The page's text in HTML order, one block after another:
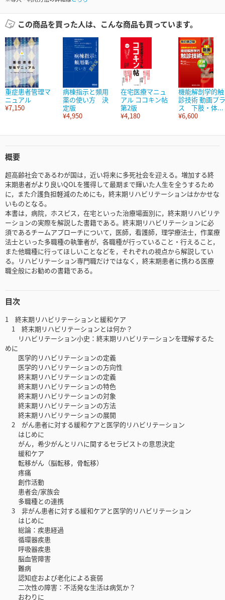
この商品を買った人は、こんな商品も買っています。
重症患者管理マ
ニュアル
¥7,150
病棟指示と頻用
薬の使い方 決
定版
¥4,950
在宅医療マニュ
アル ココキン帖
第2版
¥4,180
機能解剖学的触
診技術 動画プラ
ス 下肢・体...
¥6,600
概要
超高齢社会であるわが国は，近い将来に多死社会を迎える。増加する終
末期患者がより良いQOLを獲得して最期まで輝いた人生を全うするため
に，また介護負担軽減のためにも，終末期リハビリテーションはかかせな
いものとなる。
本書は，病院，ホスピス，在宅といった治療場面別に，終末期リハビリテ
ーションの実際を解説した書籍である。終末期リハビリテーションに必
須であるチームアプローチについて，医師，看護師，理学療法士，作業療
法士といった多職種の執筆者が，各職種が行っていること・行えること，
また他職種に行ってほしいことなどを，それぞれの視点から解説してい
る。リハビリテーション専門職だけではなく，終末期患者に携わる医療
職全般にお勧めの書籍である。
目次
1 終末期リハビリテーションと緩和ケア
1 終末期リハビリテーションとは何か？
リハビリテーション小史：終末期リハビリテーションを理解するた
めに
医学的リハビリテーションの定義
医学的リハビリテーションの方向性
終末期リハビリテーションの定義
終末期リハビリテーションの特色
終末期リハビリテーションの対象
終末期リハビリテーションの方法
終末期リハビリテーションの展開
2 がん患者に対する緩和ケアと医学的リハビリテーション
はじめに
がん，希少がんとリハに関するセラピストの意思決定
緩和ケア
転移がん（脳転移，骨転移）
疼痛
創作活動
患者会/家族会
多職種との連携
3 非がん患者に対する緩和ケアと医学的リハビリテーション
はじめに
総論：疾患経過
循環器疾患
呼吸器疾患
脳血管障害
難病
認知症および老化による衰弱
二次性の障害：不活発な生活は病気か？
おわりに